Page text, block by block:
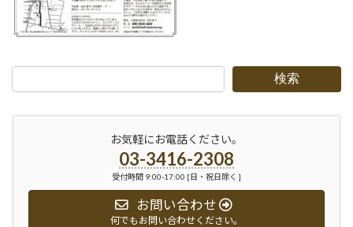
検索
お気軽にお電話ください。
03-3416-2308
受付時間 9:00-17:00 [日・祝日除く ]
お問い合わせ
何でもお問い合わせください。